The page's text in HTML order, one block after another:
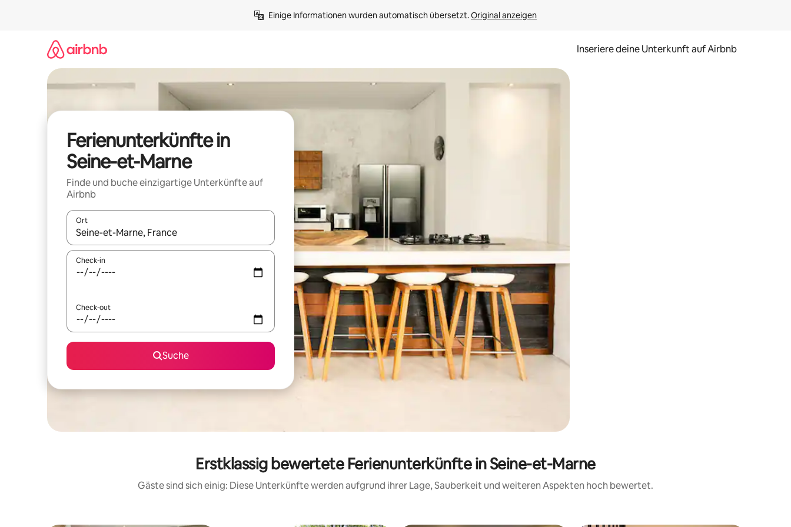
Einige Informationen wurden automatisch übersetzt. Original anzeigen
Inseriere deine Unterkunft auf Airbnb
Ferienunterkünfte in
Seine-et-Marne
Finde und buche einzigartige Unterkünfte auf
Airbnb
Ort
Wenn Ergebnisse verfügbar sind, navigiere mit den Pfeiltasten nach oben und unten oder erkunde die Ergebnisse durch Berühren oder Wischgesten.
Check-in
Check-out
Suche
Erstklassig bewertete Ferienunterkünfte in Seine-et-Marne
Gäste sind sich einig: Diese Unterkünfte werden aufgrund ihrer Lage, Sauberkeit und weiteren Aspekten hoch bewertet.